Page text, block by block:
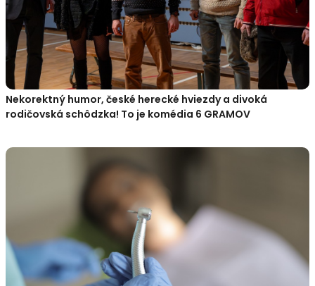
Nekorektný humor, české herecké hviezdy a divoká
rodičovská schôdzka! To je komédia 6 GRAMOV